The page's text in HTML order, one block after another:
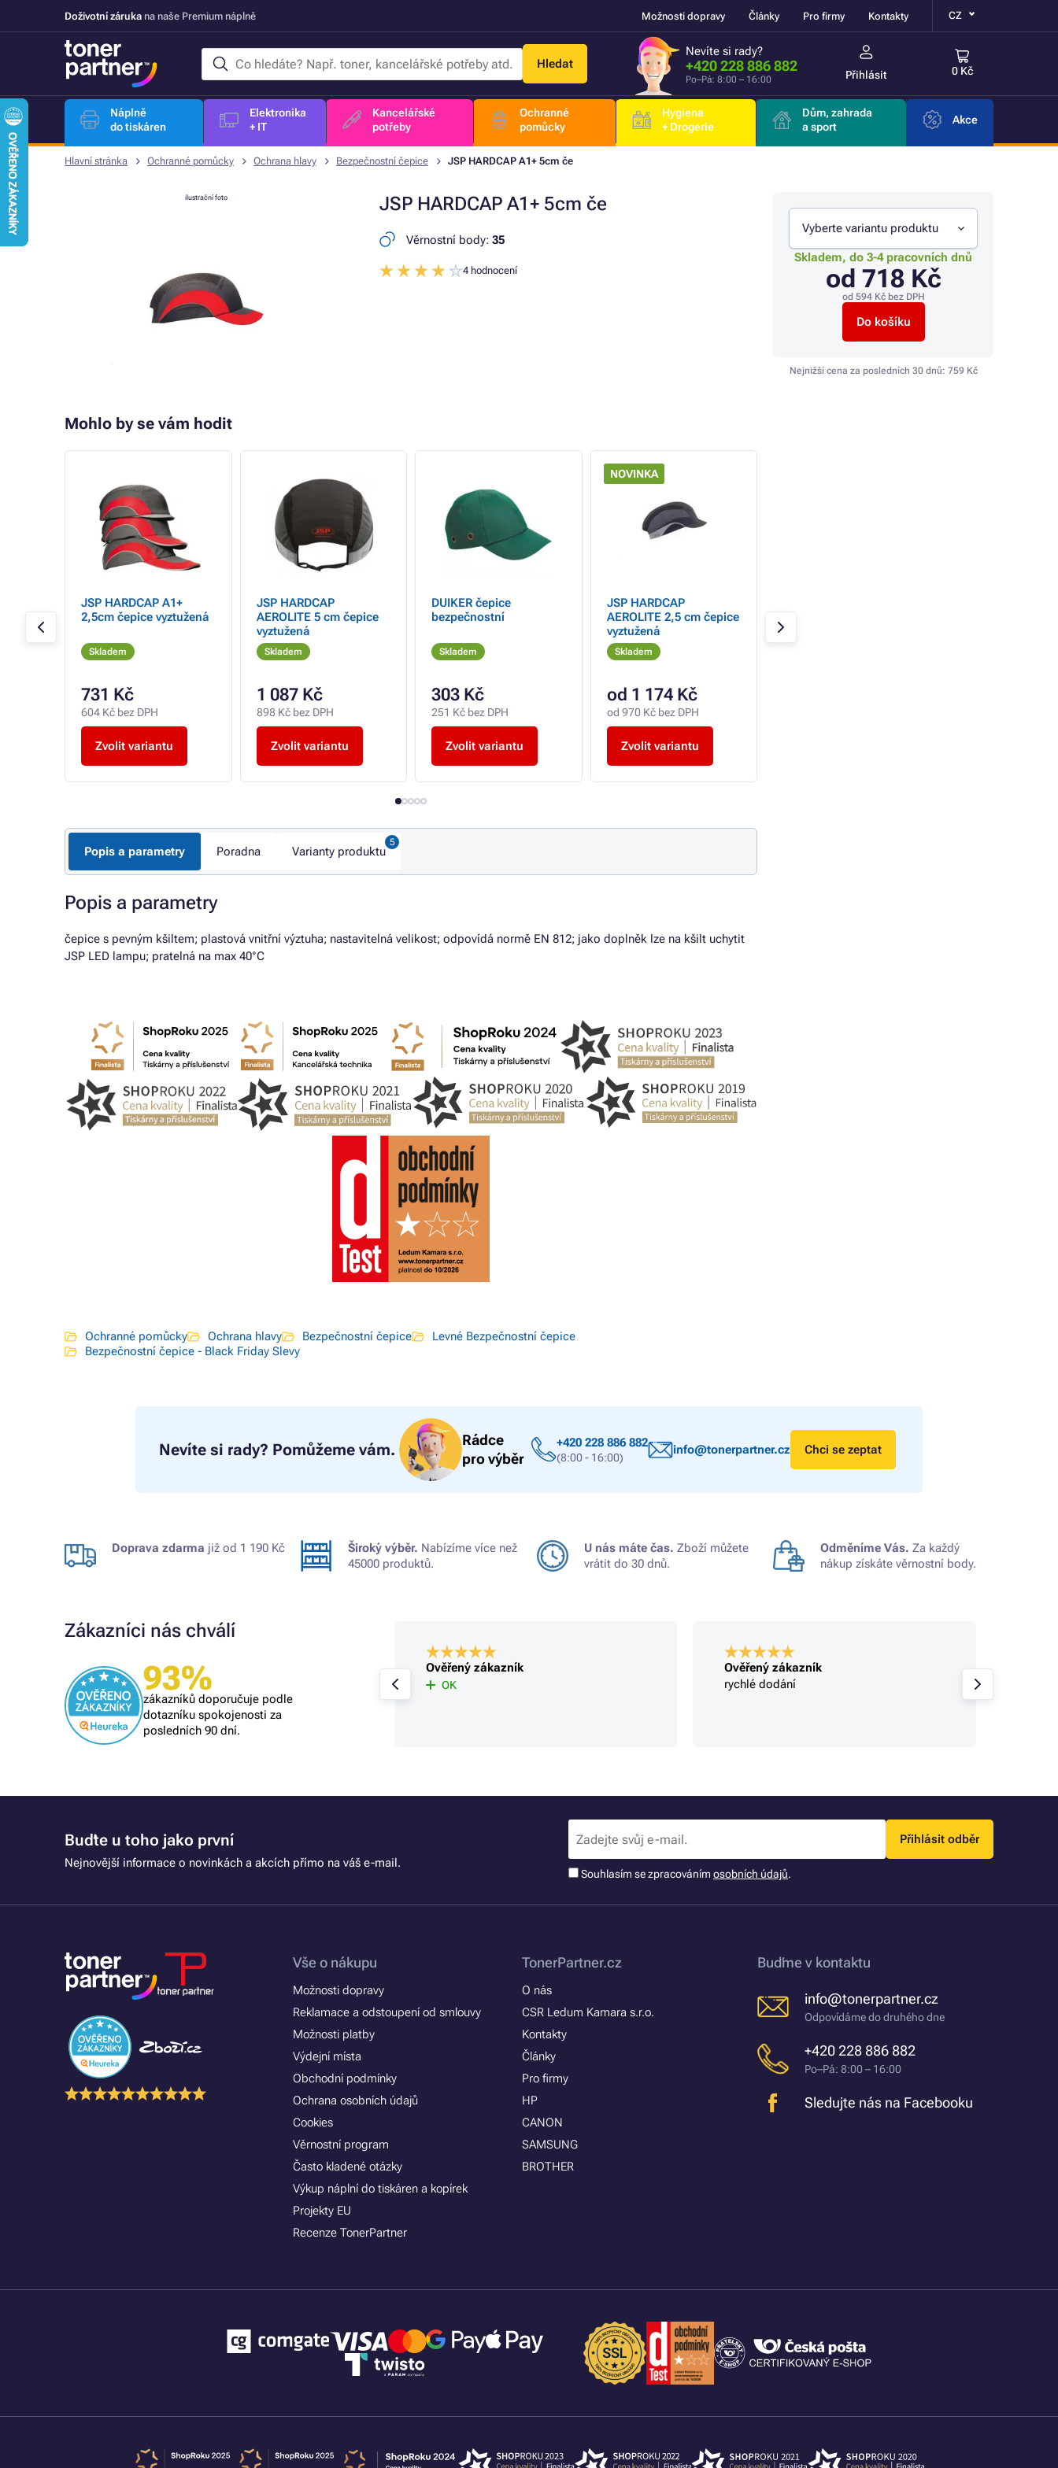
Doživotní záruka na naše Premium náplně Možnosti dopravy Články Pro firmy Kontakty CZ
Hledat
Nevíte si rady?
+420 228 886 882
Po–Pá: 8:00 – 16:00 Přihlásit 0 Kč
Náplně
do tiskáren
Elektronika
+ IT
Kancelářské
potřeby
Ochranné
pomůcky
Hygiena
+ Drogerie
Dům, zahrada
a sport
Akce
Hlavní stránka Ochranné pomůcky Ochrana hlavy Bezpečnostní čepice JSP HARDCAP A1+ 5cm če
JSP HARDCAP A1+ 5cm če
ilustrační foto
Věrnostní body: 35
4 hodnocení
Vyberte variantu produktu
Skladem, do 3-4 pracovních dnů
od 718 Kč
od 594 Kčbez DPH
Do košíku
Nejnižší cena za posledních 30 dnů: 759 Kč
Mohlo by se vám hodit
JSP HARDCAP A1+
2,5cm čepice vyztužená
Skladem
731 Kč
604 Kč bez DPH
Zvolit variantu
JSP HARDCAP
AEROLITE 5 cm čepice
vyztužená
Skladem
1 087 Kč
898 Kč bez DPH
Zvolit variantu
DUIKER čepice
bezpečnostní
Skladem
303 Kč
251 Kč bez DPH
Zvolit variantu
NOVINKA
JSP HARDCAP
AEROLITE 2,5 cm čepice
vyztužená
Skladem
od 1 174 Kč
od 970 Kč bez DPH
Zvolit variantu
bezpečnostní
Popis a parametry Poradna Varianty produktu
Popis a parametry
čepice s pevným kšiltem; plastová vnitřní výztuha; nastavitelná velikost; odpovídá normě EN 812; jako doplněk lze na kšilt uchytit
JSP LED lampu; pratelná na max 40°C
Ochranné pomůcky Ochrana hlavy Bezpečnostní čepice
Levné Bezpečnostní čepice
Bezpečnostní čepice - Black Friday Slevy
Nevíte si rady? Pomůžeme vám.
Rádce
pro výběr
+420 228 886 882
(8:00 - 16:00)
info@tonerpartner.cz Chci se zeptat
Doprava zdarma již od 1 190 Kč Široký výběr. Nabízíme více než
45000 produktů.
U nás máte čas. Zboží můžete
vrátit do 30 dnů.
Odměníme Vás. Za každý
nákup získáte věrnostní body.
Zákazníci nás chválí
93%
zákazníků doporučuje podle
dotazníku spokojenosti za
posledních 90 dní.
Ověřený zákazník
naprostý spoleh
vše O,K,
Ověřený zákazník
OK
Ověřený zákazník
rychlé dodání
Buďte u toho jako první
Nejnovější informace o novinkách a akcích přímo na váš e-mail.
Přihlásit odběr
Souhlasím se zpracovánímosobních údajů.
Vše o nákupu
Možnosti dopravy
Reklamace a odstoupení od smlouvy
Možnosti platby
Výdejní místa
Obchodní podmínky
Ochrana osobních údajů
Cookies
Věrnostní program
Často kladené otázky
Výkup náplní do tiskáren a kopírek
Projekty EU
Recenze TonerPartner
TonerPartner.cz
O nás
CSR Ledum Kamara s.r.o.
Kontakty
Články
Pro firmy
HP
CANON
SAMSUNG
BROTHER
Buďme v kontaktu
info@tonerpartner.cz
Odpovídáme do druhého dne
+420 228 886 882
Po–Pá: 8:00 – 16:00
Sledujte nás na Facebooku